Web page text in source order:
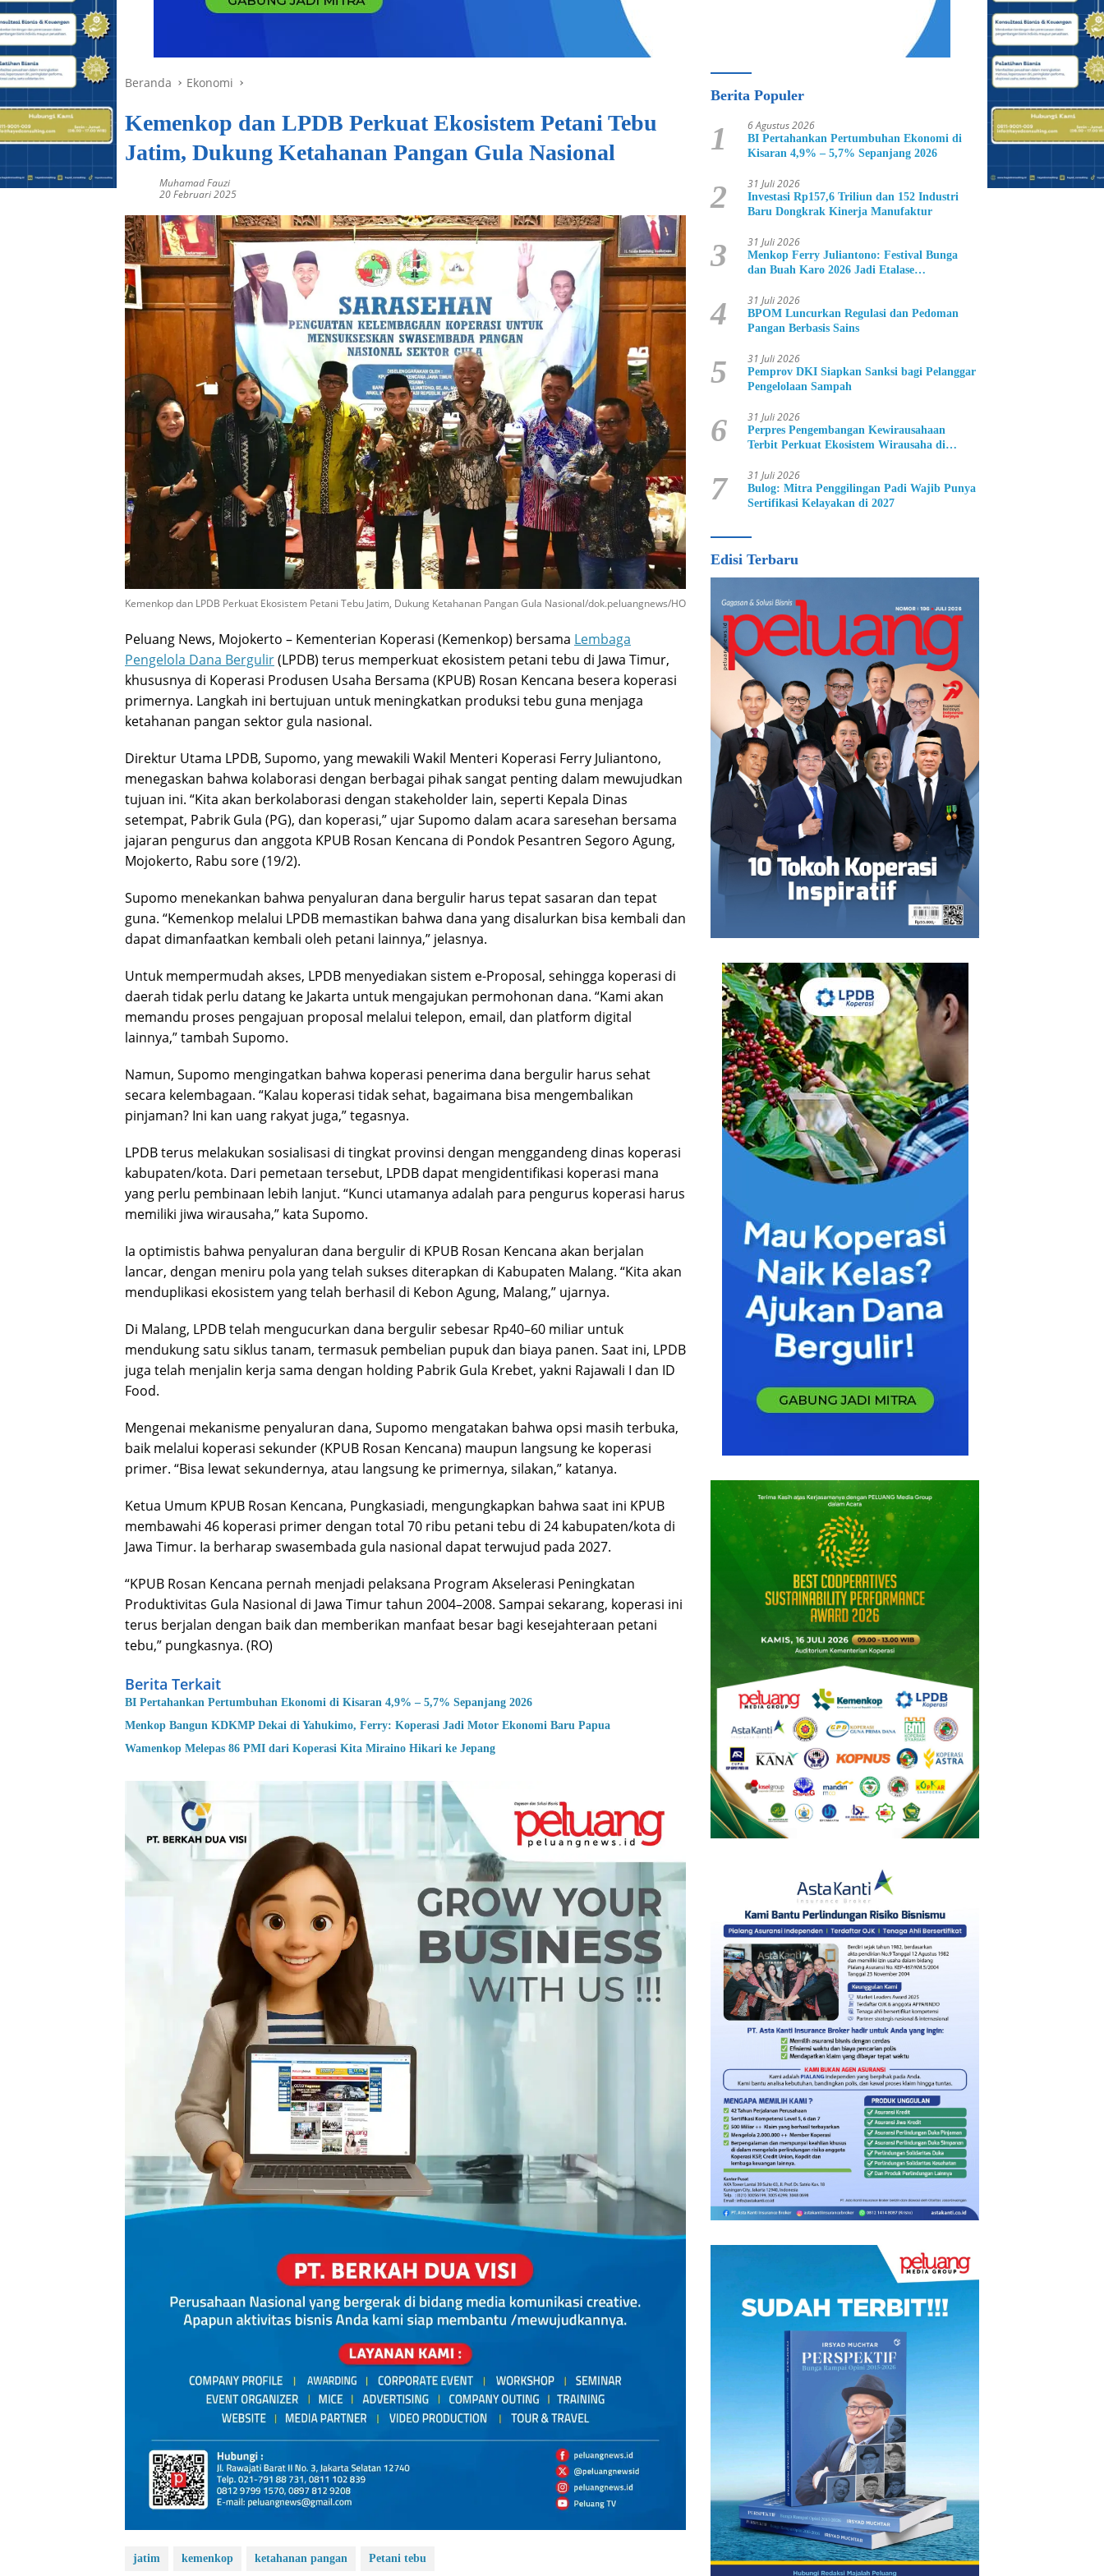
Beranda Ekonomi
Kemenkop dan LPDB Perkuat Ekosistem Petani Tebu
Jatim, Dukung Ketahanan Pangan Gula Nasional
Muhamad Fauzi
20 Februari 2025
Kemenkop dan LPDB Perkuat Ekosistem Petani Tebu Jatim, Dukung Ketahanan Pangan Gula Nasional/dok.peluangnews/HO
Peluang News, Mojokerto – Kementerian Koperasi (Kemenkop) bersama Lembaga
Pengelola Dana Bergulir(LPDB) terus memperkuat ekosistem petani tebu di Jawa Timur,
khususnya di Koperasi Produsen Usaha Bersama (KPUB) Rosan Kencana besera koperasi
primernya. Langkah ini bertujuan untuk meningkatkan produksi tebu guna menjaga
ketahanan pangan sektor gula nasional.
Direktur Utama LPDB, Supomo, yang mewakili Wakil Menteri Koperasi Ferry Juliantono,
menegaskan bahwa kolaborasi dengan berbagai pihak sangat penting dalam mewujudkan
tujuan ini. “Kita akan berkolaborasi dengan stakeholder lain, seperti Kepala Dinas
setempat, Pabrik Gula (PG), dan koperasi,” ujar Supomo dalam acara saresehan bersama
jajaran pengurus dan anggota KPUB Rosan Kencana di Pondok Pesantren Segoro Agung,
Mojokerto, Rabu sore (19/2).
Supomo menekankan bahwa penyaluran dana bergulir harus tepat sasaran dan tepat
guna. “Kemenkop melalui LPDB memastikan bahwa dana yang disalurkan bisa kembali dan
dapat dimanfaatkan kembali oleh petani lainnya,” jelasnya.
Untuk mempermudah akses, LPDB menyediakan sistem e-Proposal, sehingga koperasi di
daerah tidak perlu datang ke Jakarta untuk mengajukan permohonan dana. “Kami akan
memandu proses pengajuan proposal melalui telepon, email, dan platform digital
lainnya,” tambah Supomo.
Namun, Supomo mengingatkan bahwa koperasi penerima dana bergulir harus sehat
secara kelembagaan. “Kalau koperasi tidak sehat, bagaimana bisa mengembalikan
pinjaman? Ini kan uang rakyat juga,” tegasnya.
LPDB terus melakukan sosialisasi di tingkat provinsi dengan menggandeng dinas koperasi
kabupaten/kota. Dari pemetaan tersebut, LPDB dapat mengidentifikasi koperasi mana
yang perlu pembinaan lebih lanjut. “Kunci utamanya adalah para pengurus koperasi harus
memiliki jiwa wirausaha,” kata Supomo.
Ia optimistis bahwa penyaluran dana bergulir di KPUB Rosan Kencana akan berjalan
lancar, dengan meniru pola yang telah sukses diterapkan di Kabupaten Malang. “Kita akan
menduplikasi ekosistem yang telah berhasil di Kebon Agung, Malang,” ujarnya.
Di Malang, LPDB telah mengucurkan dana bergulir sebesar Rp40–60 miliar untuk
mendukung satu siklus tanam, termasuk pembelian pupuk dan biaya panen. Saat ini, LPDB
juga telah menjalin kerja sama dengan holding Pabrik Gula Krebet, yakni Rajawali I dan ID
Food.
Mengenai mekanisme penyaluran dana, Supomo mengatakan bahwa opsi masih terbuka,
baik melalui koperasi sekunder (KPUB Rosan Kencana) maupun langsung ke koperasi
primer. “Bisa lewat sekundernya, atau langsung ke primernya, silakan,” katanya.
Ketua Umum KPUB Rosan Kencana, Pungkasiadi, mengungkapkan bahwa saat ini KPUB
membawahi 46 koperasi primer dengan total 70 ribu petani tebu di 24 kabupaten/kota di
Jawa Timur. Ia berharap swasembada gula nasional dapat terwujud pada 2027.
“KPUB Rosan Kencana pernah menjadi pelaksana Program Akselerasi Peningkatan
Produktivitas Gula Nasional di Jawa Timur tahun 2004–2008. Sampai sekarang, koperasi ini
terus berjalan dengan baik dan memberikan manfaat besar bagi kesejahteraan petani
tebu,” pungkasnya. (RO)
Berita Terkait
BI Pertahankan Pertumbuhan Ekonomi di Kisaran 4,9% – 5,7% Sepanjang 2026
Menkop Bangun KDKMP Dekai di Yahukimo, Ferry: Koperasi Jadi Motor Ekonomi Baru Papua
Wamenkop Melepas 86 PMI dari Koperasi Kita Miraino Hikari ke Jepang
jatim kemenkop ketahanan pangan Petani tebu
Berita Populer
1 6 Agustus 2026
BI Pertahankan Pertumbuhan Ekonomi di
Kisaran 4,9% – 5,7% Sepanjang 2026
2 31 Juli 2026
Investasi Rp157,6 Triliun dan 152 Industri
Baru Dongkrak Kinerja Manufaktur
3 31 Juli 2026
Menkop Ferry Juliantono: Festival Bunga
dan Buah Karo 2026 Jadi Etalase
4 31 Juli 2026
BPOM Luncurkan Regulasi dan Pedoman
Pangan Berbasis Sains
5 31 Juli 2026
Pemprov DKI Siapkan Sanksi bagi Pelanggar
Pengelolaan Sampah
6 31 Juli 2026
Perpres Pengembangan Kewirausahaan
Terbit Perkuat Ekosistem Wirausaha di
7 31 Juli 2026
Bulog: Mitra Penggilingan Padi Wajib Punya
Sertifikasi Kelayakan di 2027
Edisi Terbaru